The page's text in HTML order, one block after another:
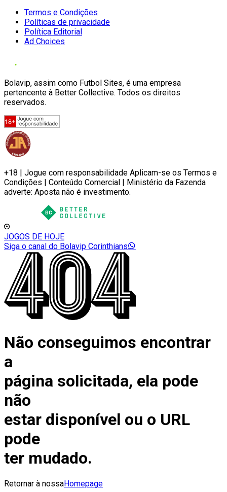
Termos e Condições
Políticas de privacidade
Política Editorial
Ad Choices
Bolavip, assim como Futbol Sites, é uma empresa
pertencente à Better Collective. Todos os direitos
reservados.
+18 | Jogue com responsabilidade Aplicam-se os Termos e
Condições | Conteúdo Comercial | Ministério da Fazenda
adverte: Aposta não é investimento.
JOGOS DE HOJE
Siga o canal do Bolavip Corinthians
Não conseguimos encontrar
a
página solicitada, ela pode
não
estar disponível ou o URL
pode
ter mudado.
Retornar à nossaHomepage